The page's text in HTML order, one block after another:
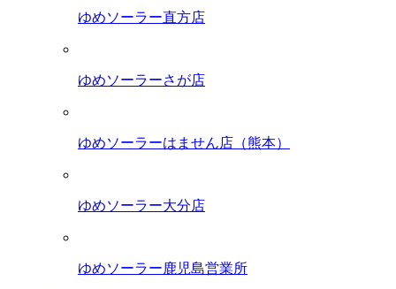
ゆめソーラー直方店
ゆめソーラーさが店
ゆめソーラーはません店（熊本）
ゆめソーラー大分店
ゆめソーラー鹿児島営業所